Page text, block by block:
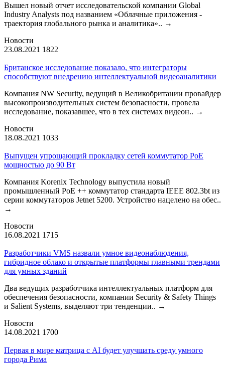
Вышел новый отчет исследовательской компании Global
Industry Analysts под названием «Облачные приложения -
траектория глобального рынка и аналитика».. →
Новости
23.08.2021 1822
Британское исследование показало, что интеграторы
способствуют внедрению интеллектуальной видеоаналитики
Компания NW Security, ведущий в Великобритании провайдер
высокопроизводительных систем безопасности, провела
исследование, показавшее, что в тех системах видеон.. →
Новости
18.08.2021 1033
Выпущен упрощающий прокладку сетей коммутатор PoE
мощностью до 90 Вт
Компания Korenix Technology выпустила новый
промышленный PoE ++ коммутатор стандарта IEEE 802.3bt из
серии коммутаторов Jetnet 5200. Устройство нацелено на обес..
→
Новости
16.08.2021 1715
Разработчики VMS назвали умное видеонаблюдения,
гибридное облако и открытые платформы главными трендами
для умных зданий
Два ведущих разработчика интеллектуальных платформ для
обеспечения безопасности, компании Security & Safety Things
и Salient Systems, выделяют три тенденции.. →
Новости
14.08.2021 1700
Первая в мире матрица с AI будет улучшать среду умного
города Рима